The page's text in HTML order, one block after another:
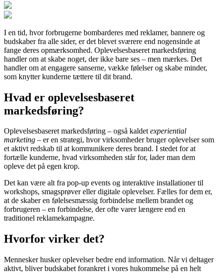
I en tid, hvor forbrugerne bombarderes med reklamer, bannere og
budskaber fra alle sider, er det blevet sværere end nogensinde at
fange deres opmærksomhed. Oplevelsesbaseret markedsføring
handler om at skabe noget, der ikke bare ses – men mærkes. Det
handler om at engagere sanserne, vække følelser og skabe minder,
som knytter kunderne tættere til dit brand.
Hvad er oplevelsesbaseret
markedsføring?
Oplevelsesbaseret markedsføring – også kaldetexperiential
marketing – er en strategi, hvor virksomheder bruger oplevelser som
et aktivt redskab til at kommunikere deres brand. I stedet for at
fortælle kunderne, hvad virksomheden står for, lader man dem
opleve det på egen krop.
Det kan være alt fra pop-up events og interaktive installationer til
workshops, smagsprøver eller digitale oplevelser. Fælles for dem er,
at de skaber en følelsesmæssig forbindelse mellem brandet og
forbrugeren – en forbindelse, der ofte varer længere end en
traditionel reklamekampagne.
Hvorfor virker det?
Mennesker husker oplevelser bedre end information. Når vi deltager
aktivt, bliver budskabet forankret i vores hukommelse på en helt